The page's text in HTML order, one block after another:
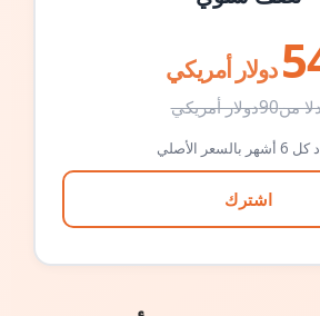
دولار أمريكي
من90دولار أمريكي
الأصلي
اشترك